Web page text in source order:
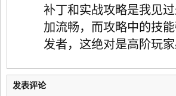
补丁和实战攻略是我见
加流畅，而攻略中的技
发者，这绝对是高阶玩
发表评论